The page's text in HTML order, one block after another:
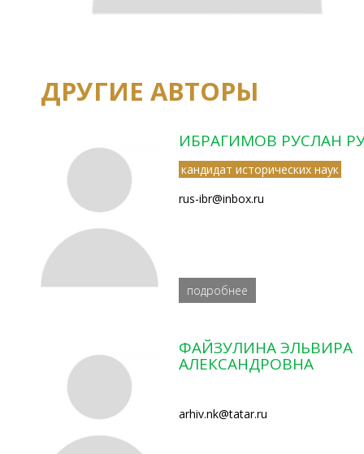
ДРУГИЕ АВТОРЫ
ИБРАГИМОВ РУСЛАН
кандидат исторических наук
rus-ibr@inbox.ru
подробнее
ФАЙЗУЛИНА ЭЛЬВИРА
АЛЕКСАНДРОВНА
arhiv.nk@tatar.ru